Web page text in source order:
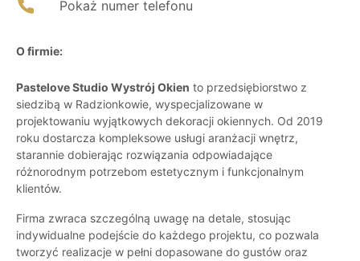
Pokaż numer telefonu
O firmie:
Pastelove Studio Wystrój Okien to przedsiębiorstwo z
siedzibą w Radzionkowie, wyspecjalizowane w
projektowaniu wyjątkowych dekoracji okiennych. Od 2019
roku dostarcza kompleksowe usługi aranżacji wnętrz,
starannie dobierając rozwiązania odpowiadające
różnorodnym potrzebom estetycznym i funkcjonalnym
klientów.
Firma zwraca szczególną uwagę na detale, stosując
indywidualne podejście do każdego projektu, co pozwala
tworzyć realizacje w pełni dopasowane do gustów oraz